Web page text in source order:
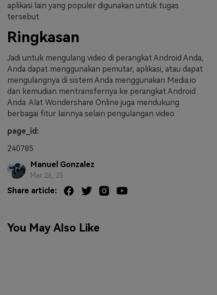
aplikasi lain yang populer digunakan untuk tugas
tersebut.
Ringkasan
Jadi untuk mengulang video di perangkat Android Anda,
Anda dapat menggunakan pemutar, aplikasi, atau dapat
mengulangnya di sistem Anda menggunakan Media.io
dan kemudian mentransfernya ke perangkat Android
Anda. Alat Wondershare Online juga mendukung
berbagai fitur lainnya selain pengulangan video.
page_id:
240785
Manuel Gonzalez
Mar 26, 25
Share article:
You May Also Like